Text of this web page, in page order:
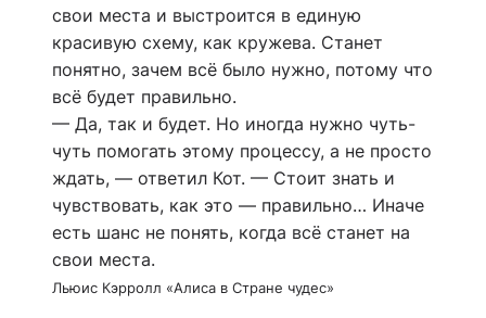
свои места и выстроится в единую
красивую схему, как кружева. Станет
понятно, зачем всё было нужно, потому что
всё будет правильно.
— Да, так и будет. Но иногда нужно чуть-
чуть помогать этому процессу, а не просто
ждать, — ответил Кот. — Стоит знать и
чувствовать, как это — правильно… Иначе
есть шанс не понять, когда всё станет на
свои места.
Льюис Кэрролл «Алиса в Стране чудес»